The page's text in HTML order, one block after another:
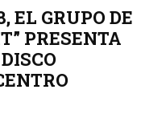
EL GRUPO DE
PRESENTA